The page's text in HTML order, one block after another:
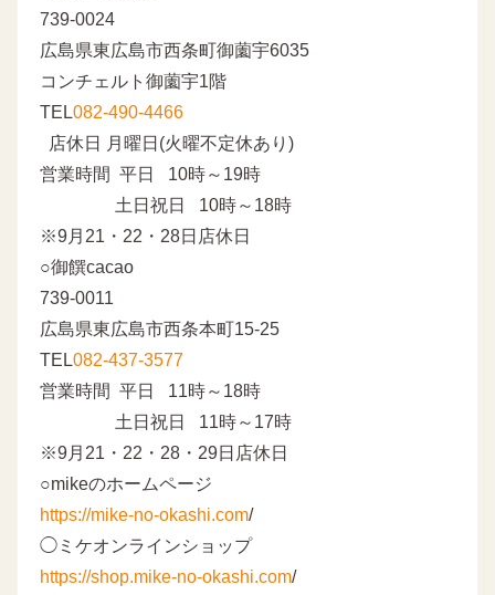
739-0024
広島県東広島市西条町御薗宇6035
コンチェルト御薗宇1階
TEL082-490-4466
店休日 月曜日(火曜不定休あり)
営業時間 平日 10時～19時
土日祝日 10時～18時
※9月21・22・28日店休日
○御饌cacao
739-0011
広島県東広島市西条本町15-25
TEL082-437-3577
営業時間 平日 11時～18時
土日祝日 11時～17時
※9月21・22・28・29日店休日
○mikeのホームページ
https://mike-no-okashi.com/
◯ミケオンラインショップ
https://shop.mike-no-okashi.com/